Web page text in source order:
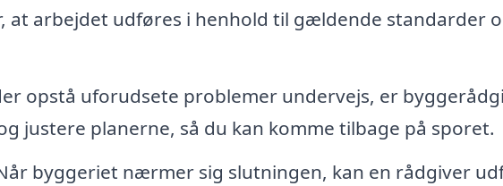
at arbejdet udføres i henhold til gældende standarder
opstå uforudsete problemer undervejs, er
justere planerne, så du kan komme tilbage på sporet.
byggeriet nærmer sig slutningen, kan en rådgiver